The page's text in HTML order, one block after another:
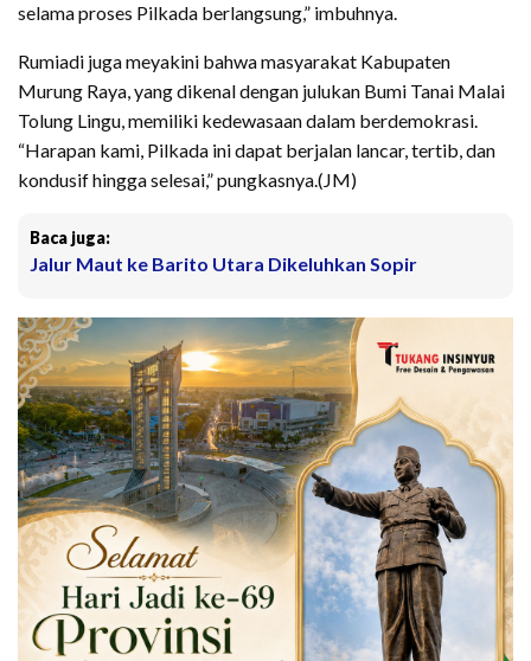
selama proses Pilkada berlangsung,” imbuhnya.
Rumiadi juga meyakini bahwa masyarakat Kabupaten
Murung Raya, yang dikenal dengan julukan Bumi Tanai Malai
Tolung Lingu, memiliki kedewasaan dalam berdemokrasi.
“Harapan kami, Pilkada ini dapat berjalan lancar, tertib, dan
kondusif hingga selesai,” pungkasnya.(JM)
Baca juga:
Jalur Maut ke Barito Utara Dikeluhkan Sopir